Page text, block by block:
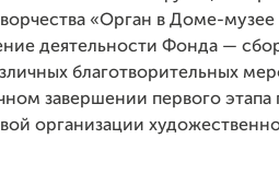
«Орган в Доме-
деятельности Фонда —
благотворительных
завершении первого
организации